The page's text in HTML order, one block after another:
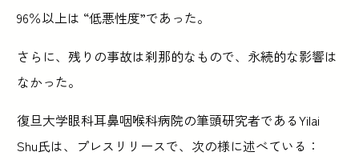
96％以上は “低悪性度”であった。
さらに、残りの事故は刹那的なもので、永続的な影響は
なかった。
復旦大学眼科耳鼻咽喉科病院の筆頭研究者であるYilai
Shu氏は、プレスリリースで、次の様に述べている：